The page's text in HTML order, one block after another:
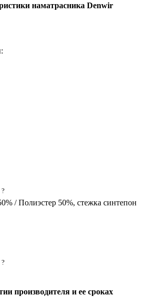
наматрасника Denwir
?
/ Полиэстер 50%, стежка синтепон
?
производителя и ее сроках